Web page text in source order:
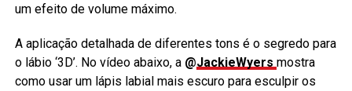
um efeito de volume máximo.
A aplicação detalhada de diferentes tons é o segredo para
o lábio ‘3D’. No vídeo abaixo, a @JackieWyers mostra
como usar um lápis labial mais escuro para esculpir os